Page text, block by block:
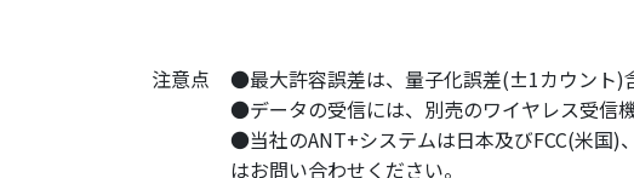
注意点
●最大許容誤差は、量子化誤差(±1カウント)
●データの受信には、別売のワイヤレス受信
●当社のANT+システムは日本及びFCC(米国)
はお問い合わせください。